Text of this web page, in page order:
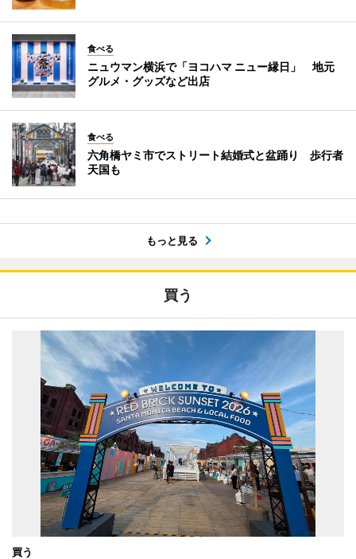
食べる
ニュウマン横浜で「ヨコハマ ニュー縁日」 地元
グルメ・グッズなど出店
食べる
六角橋ヤミ市でストリート結婚式と盆踊り 歩行者
天国も
もっと見る
買う
買う